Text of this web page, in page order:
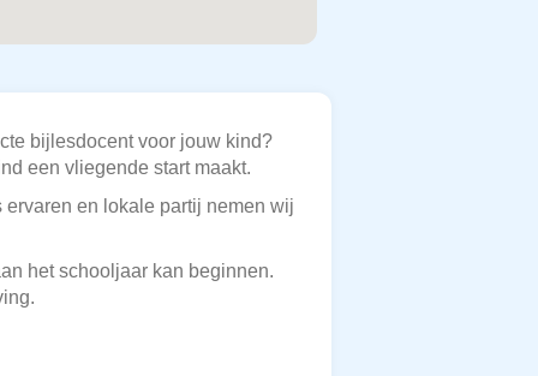
bijlesdocent voor jouw kind?
een vliegende start maakt.
en lokale partij nemen wij
het schooljaar kan beginnen.